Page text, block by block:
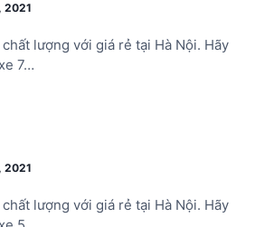
2021
lượng với giá rẻ tại Hà Nội. Hãy
7…
2021
lượng với giá rẻ tại Hà Nội. Hãy